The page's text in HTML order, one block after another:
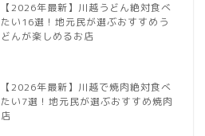
【2026年最新】川越うどん絶対食べ
たい16選！地元民が選ぶおすすめう
どんが楽しめるお店
【2026年最新】川越で焼肉絶対食べ
たい7選！地元民が選ぶおすすめ焼肉
店